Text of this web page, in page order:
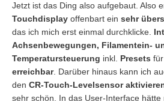
Jetzt ist das Ding also aufgebaut. Also
Touchdisplay offenbart ein sehr
das ich mich erst einmal durchklicke.
Achsenbewegungen, Filamentein-
Temperatursteuerung inkl. Presets
erreichbar. Darüber hinaus kann ich
den CR-Touch-Levelsensor
sehr schön. In das User-Interface